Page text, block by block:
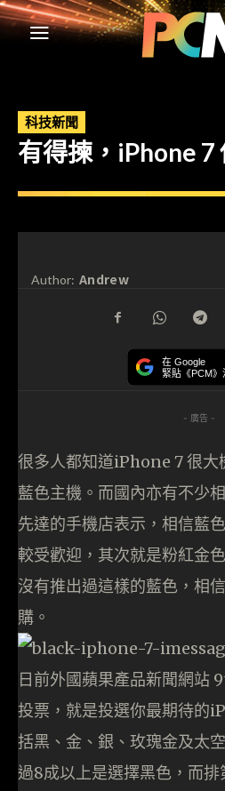
科技新聞
有得揀，iPhone 7
Author: Andrew
在 Google
緊貼《PCM》
- 廣告 -
很多人都知道iPhone 7 很大
藍色主機。而國內亦有不少
先達的手機店表示，相信藍
較受歡迎，其次就是粉紅金
沒有推出過這樣的藍色，相
購。
日前外國蘋果產品新聞網站
投票，就是投選你最期待的
括黑、金、銀、玫瑰金及太
過8成以上是選擇黑色，而